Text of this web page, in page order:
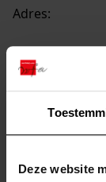
Deze website
Adres:
Andijk,
Nieuw adres:
Andijk,
Perceel: